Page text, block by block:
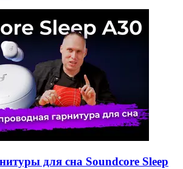
для сна Soundcore Sleep